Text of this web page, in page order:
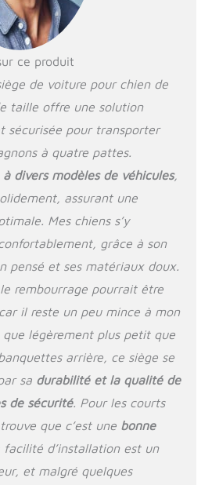
ce produit
de voiture pour chien de
taille offre une solution
sécurisée pour transporter
à quatre pattes.
divers modèles de véhicules,
assurant une
Mes chiens s’y
grâce à son
pensé et ses matériaux doux.
le rembourrage pourrait être
il reste un peu mince à mon
que légèrement plus petit que
arrière, ce siège se
sa durabilité et la qualité de
de sécurité. Pour les courts
que c’est une bonne
facilité d’installation est un
et malgré quelques